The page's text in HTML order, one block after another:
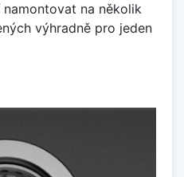
namontovat na několik
výhradně pro jeden